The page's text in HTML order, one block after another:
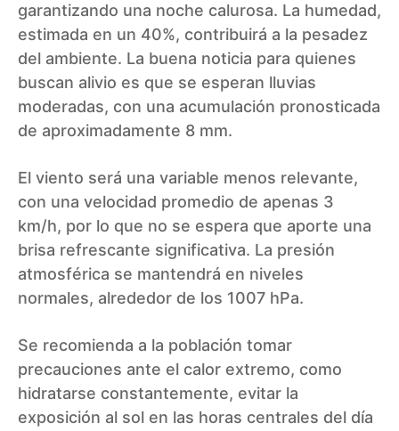
garantizando una noche calurosa. La humedad,
estimada en un 40%, contribuirá a la pesadez
del ambiente. La buena noticia para quienes
buscan alivio es que se esperan lluvias
moderadas, con una acumulación pronosticada
de aproximadamente 8 mm.
El viento será una variable menos relevante,
con una velocidad promedio de apenas 3
km/h, por lo que no se espera que aporte una
brisa refrescante significativa. La presión
atmosférica se mantendrá en niveles
normales, alrededor de los 1007 hPa.
Se recomienda a la población tomar
precauciones ante el calor extremo, como
hidratarse constantemente, evitar la
exposición al sol en las horas centrales del día